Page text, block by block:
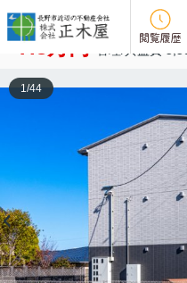
閲覧履歴
レジェーロ稲葉 空室1
7.3万円
1/44